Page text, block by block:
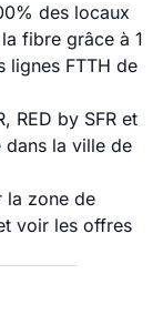
des locaux
fibre grâce à 1
lignes FTTH de
RED by SFR et
dans la ville de
la zone de
voir les offres